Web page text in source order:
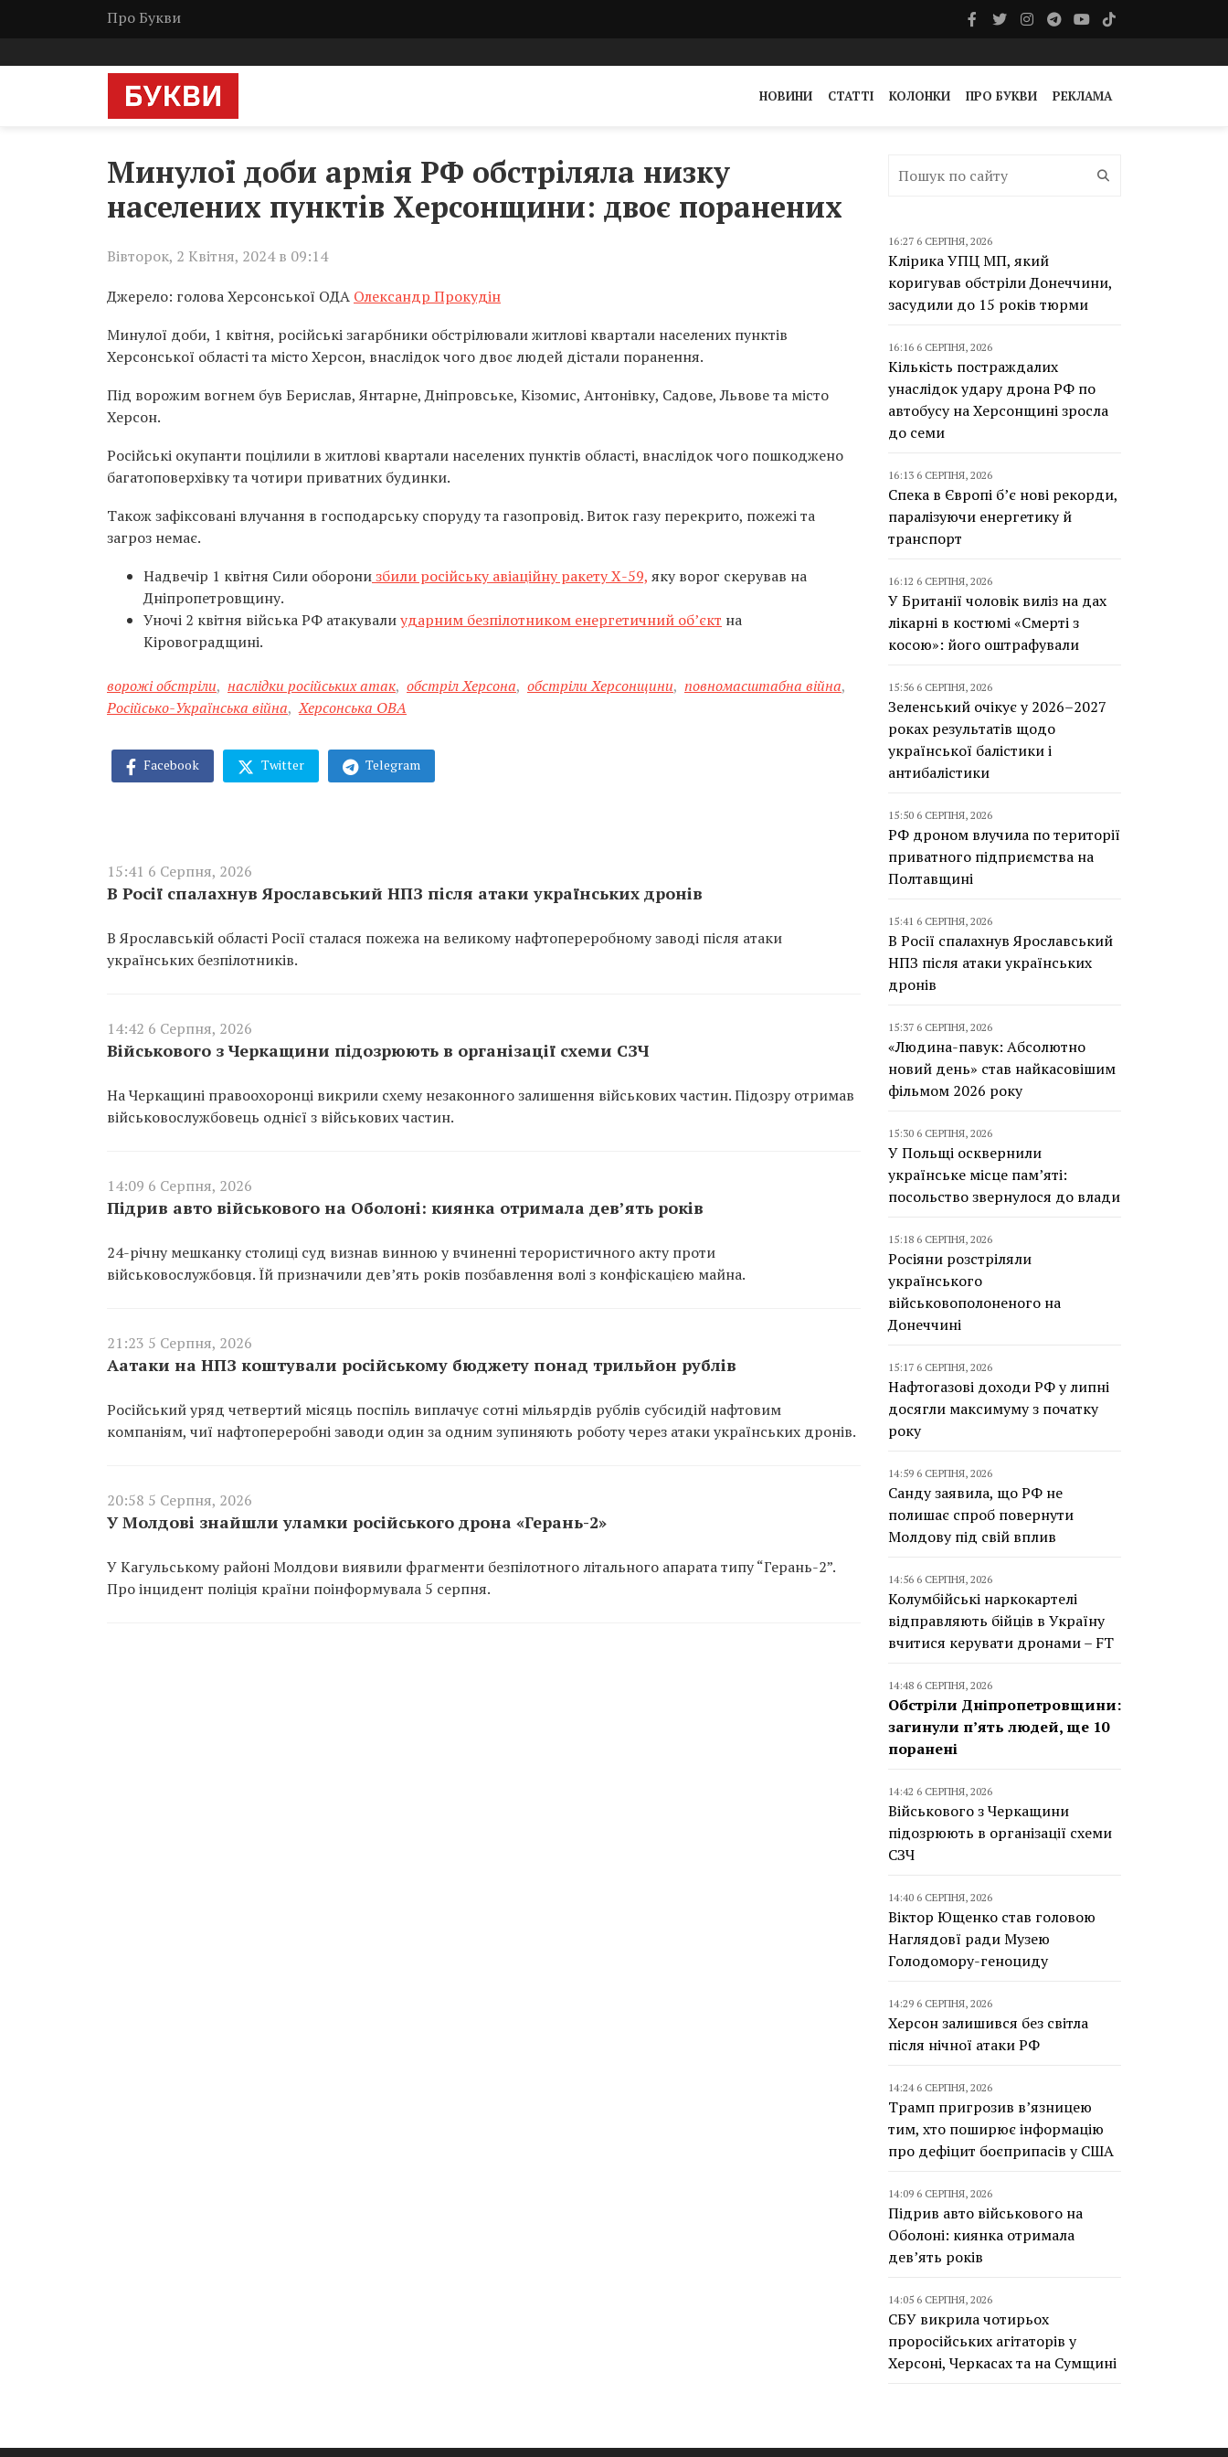
Про Букви
НОВИНИ СТАТТІ КОЛОНКИ ПРО БУКВИ РЕКЛАМА
Минулої доби армія РФ обстріляла низку
населених пунктів Херсонщини: двоє поранених
Вівторок, 2 Квітня, 2024 в 09:14
Джерело: голова Херсонської ОДА Олександр Прокудін
Минулої доби, 1 квітня, російські загарбники обстрілювали житлові квартали населених пунктів
Херсонської області та місто Херсон, внаслідок чого двоє людей дістали поранення.
Під ворожим вогнем був Берислав, Янтарне, Дніпровське, Кізомис, Антонівку, Садове, Львове та місто
Херсон.
Російські окупанти поцілили в житлові квартали населених пунктів області, внаслідок чого пошкоджено
багатоповерхівку та чотири приватних будинки.
Також зафіксовані влучання в господарську споруду та газопровід. Виток газу перекрито, пожежі та
загроз немає.
Надвечір 1 квітня Сили оборонизбили російську авіаційну ракету Х-59, яку ворог скерував на
Дніпропетровщину.
Уночі 2 квітня війська РФ атакувалиударним безпілотником енергетичний об’єкт на
Кіровоградщині.
ворожі обстріли, наслідки російських атак, обстріл Херсона, обстріли Херсонщини, повномасштабна війна,
Російсько-Українська війна, Херсонська ОВА
Facebook Twitter Telegram
15:41 6 Серпня, 2026
В Росії спалахнув Ярославський НПЗ після атаки українських дронів
В Ярославській області Росії сталася пожежа на великому нафтопереробному заводі після атаки
українських безпілотників.
14:42 6 Серпня, 2026
Військового з Черкащини підозрюють в організації схеми СЗЧ
На Черкащині правоохоронці викрили схему незаконного залишення військових частин. Підозру отримав
військовослужбовець однієї з військових частин.
14:09 6 Серпня, 2026
Підрив авто військового на Оболоні: киянка отримала дев’ять років
24-річну мешканку столиці суд визнав винною у вчиненні терористичного акту проти
військовослужбовця. Їй призначили дев’ять років позбавлення волі з конфіскацією майна.
21:23 5 Серпня, 2026
Аатаки на НПЗ коштували російському бюджету понад трильйон рублів
Російський уряд четвертий місяць поспіль виплачує сотні мільярдів рублів субсидій нафтовим
компаніям, чиї нафтопереробні заводи один за одним зупиняють роботу через атаки українських дронів.
20:58 5 Серпня, 2026
У Молдові знайшли уламки російського дрона «Герань-2»
У Кагульському районі Молдови виявили фрагменти безпілотного літального апарата типу “Герань-2”.
Про інцидент поліція країни поінформувала 5 серпня.
16:27 6 СЕРПНЯ, 2026
Клірика УПЦ МП, який
коригував обстріли Донеччини,
засудили до 15 років тюрми
16:16 6 СЕРПНЯ, 2026
Кількість постраждалих
унаслідок удару дрона РФ по
автобусу на Херсонщині зросла
до семи
16:13 6 СЕРПНЯ, 2026
Спека в Європі б’є нові рекорди,
паралізуючи енергетику й
транспорт
16:12 6 СЕРПНЯ, 2026
У Британії чоловік виліз на дах
лікарні в костюмі «Смерті з
косою»: його оштрафували
15:56 6 СЕРПНЯ, 2026
Зеленський очікує у 2026–2027
роках результатів щодо
української балістики і
антибалістики
15:50 6 СЕРПНЯ, 2026
РФ дроном влучила по території
приватного підприємства на
Полтавщині
15:41 6 СЕРПНЯ, 2026
В Росії спалахнув Ярославський
НПЗ після атаки українських
дронів
15:37 6 СЕРПНЯ, 2026
«Людина-павук: Абсолютно
новий день» став найкасовішим
фільмом 2026 року
15:30 6 СЕРПНЯ, 2026
У Польщі осквернили
українське місце пам’яті:
посольство звернулося до влади
15:18 6 СЕРПНЯ, 2026
Росіяни розстріляли
українського
військовополоненого на
Донеччині
15:17 6 СЕРПНЯ, 2026
Нафтогазові доходи РФ у липні
досягли максимуму з початку
року
14:59 6 СЕРПНЯ, 2026
Санду заявила, що РФ не
полишає спроб повернути
Молдову під свій вплив
14:56 6 СЕРПНЯ, 2026
Колумбійські наркокартелі
відправляють бійців в Україну
вчитися керувати дронами – FT
14:48 6 СЕРПНЯ, 2026
Обстріли Дніпропетровщини:
загинули п’ять людей, ще 10
поранені
14:42 6 СЕРПНЯ, 2026
Військового з Черкащини
підозрюють в організації схеми
СЗЧ
14:40 6 СЕРПНЯ, 2026
Віктор Ющенко став головою
Наглядовї ради Музею
Голодомору-геноциду
14:29 6 СЕРПНЯ, 2026
Херсон залишився без світла
після нічної атаки РФ
14:24 6 СЕРПНЯ, 2026
Трамп пригрозив в’язницею
тим, хто поширює інформацію
про дефіцит боєприпасів у США
14:09 6 СЕРПНЯ, 2026
Підрив авто військового на
Оболоні: киянка отримала
дев’ять років
14:05 6 СЕРПНЯ, 2026
СБУ викрила чотирьох
проросійських агітаторів у
Херсоні, Черкасах та на Сумщині